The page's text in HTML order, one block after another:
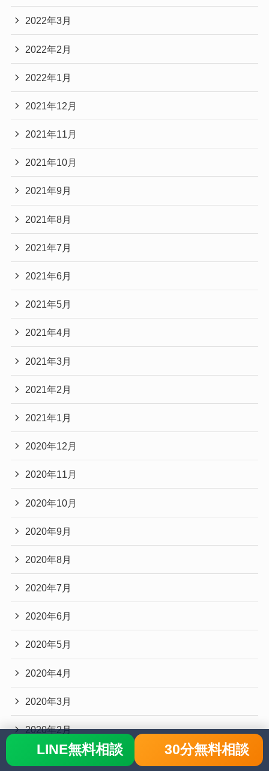
2022年3月
2022年2月
2022年1月
2021年12月
2021年11月
2021年10月
2021年9月
2021年8月
2021年7月
2021年6月
2021年5月
2021年4月
2021年3月
2021年2月
2021年1月
2020年12月
2020年11月
2020年10月
2020年9月
2020年8月
2020年7月
2020年6月
2020年5月
2020年4月
2020年3月
2020年2月
2020年1月
LINE無料相談 30分無料相談